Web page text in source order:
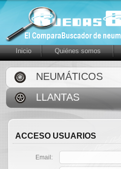
Inicio Quiénes somos
NEUMÁTICOS
LLANTAS
ACCESO USUARIOS
Email: